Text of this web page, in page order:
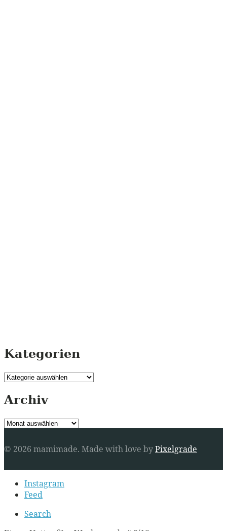
Kategorien
Kategorien
Archiv
Archiv
© 2026 mamimade. Made with love byPixelgrade
Secondary
navigationInstagram
Feed
Search